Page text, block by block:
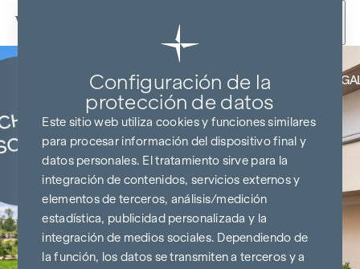
Ir al contenido
COCINA Y TELEVISOR DE
Configuración de la
protección de datos
Este sitio web utiliza cookies y funciones similares
para procesar información del dispositivo final y
datos personales. El tratamiento sirve para la
integración de contenidos, servicios externos y
elementos de terceros, análisis/medición
estadística, publicidad personalizada y la
integración de medios sociales. Dependiendo de
la función, los datos se transmiten a terceros y a